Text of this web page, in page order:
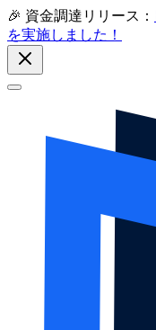
🎉 資金調達リリース：
を実施しました！